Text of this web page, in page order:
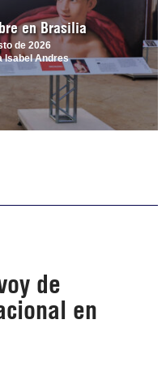
en Brasilia
de 2026
Isabel Andres
de
en